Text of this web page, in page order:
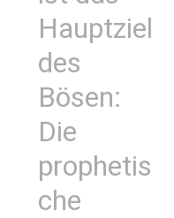
Hauptziel
des
Bösen:
Die
prophetis
che